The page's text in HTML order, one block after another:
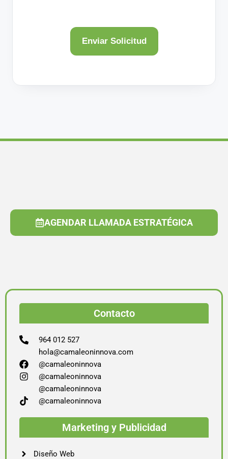
AGENDAR LLAMADA ESTRATÉGICA
Contacto
964 012 527
hola@camaleoninnova.com
@camaleoninnova
@camaleoninnova
@camaleoninnova
@camaleoninnova
Marketing y Publicidad
Diseño Web